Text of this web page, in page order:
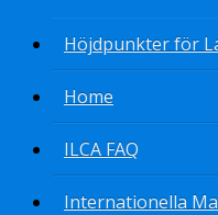
Höjdpunkter för
Home
ILCA FAQ
Internationella